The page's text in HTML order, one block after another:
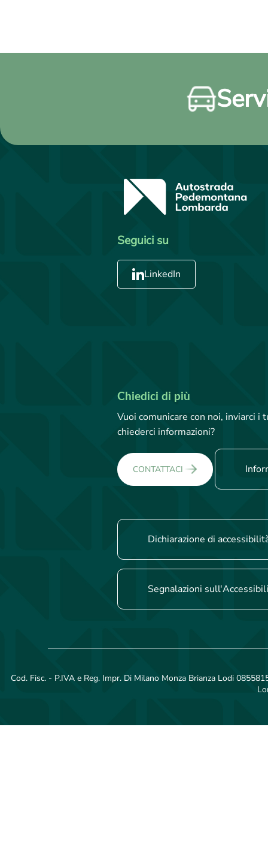
Seguici su
LinkedIn
Chiedici di più
Vuoi comunicare con noi, inviarci
chiederci informazioni?
CONTATTACI
Dichiarazione di
Segnalazioni
Cod. Fisc. - P.IVA e Reg. Impr. Di Milano Monza Brianza Lodi